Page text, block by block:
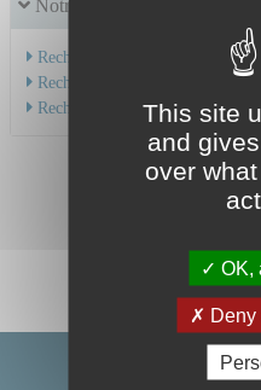
Notre offre de soins
Recherche par service
Recherche par spécialité
Recherche par médecinThis site
and
over
OK,
Deny